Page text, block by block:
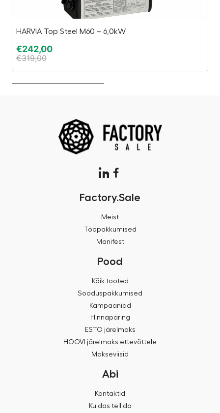
HARVIA Top Steel M60 – 6,0kW
€242,00
€319,00
Factory.Sale
Meist
Tööpakkumised
Manifest
Pood
Kõik tooted
Sooduspakkumised
Kampaaniad
Hinnapäring
ESTO järelmaks
HOOVI järelmaks ettevõttele
Makseviisid
Abi
Kontaktid
Kuidas tellida